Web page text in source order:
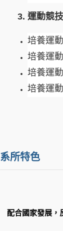
3. 運動競
培養運
培養運
培養運
培養運
系所特色
配合國家發展，